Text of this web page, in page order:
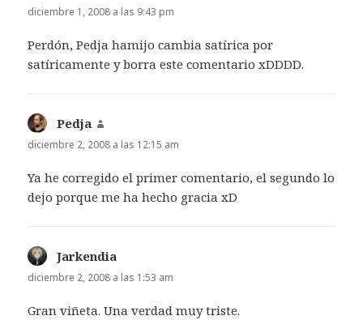
diciembre 1, 2008 a las 9:43 pm
Perdón, Pedja hamijo cambia satírica por
satíricamente y borra este comentario xDDDD.
Pedja
diciembre 2, 2008 a las 12:15 am
Ya he corregido el primer comentario, el segundo lo
dejo porque me ha hecho gracia xD
Jarkendia
diciembre 2, 2008 a las 1:53 am
Gran viñeta. Una verdad muy triste.